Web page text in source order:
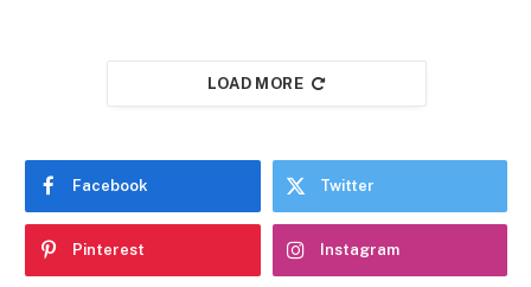
LOAD MORE
Facebook Twitter
Pinterest Instagram